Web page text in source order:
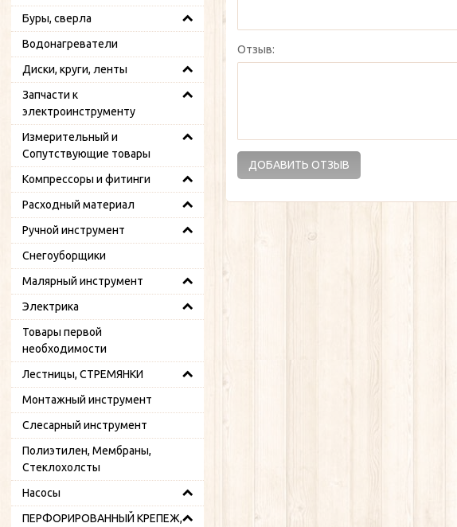
Буры, сверла
Водонагреватели
Диски, круги, ленты
Запчасти к
электроинструменту
Измерительный и
Сопутствующие товары
Компрессоры и фитинги
Расходный материал
Ручной инструмент
Снегоуборщики
Малярный инструмент
Электрика
Товары первой
необходимости
Лестницы, СТРЕМЯНКИ
Монтажный инструмент
Слесарный инструмент
Полиэтилен, Мембраны,
Стеклохолсты
Насосы
ПЕРФОРИРОВАННЫЙ КРЕПЕЖ,
Отзыв: